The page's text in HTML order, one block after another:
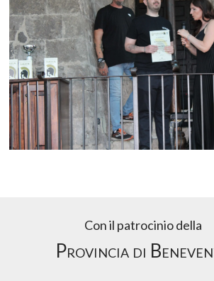
Con il patrocinio della
Provincia di